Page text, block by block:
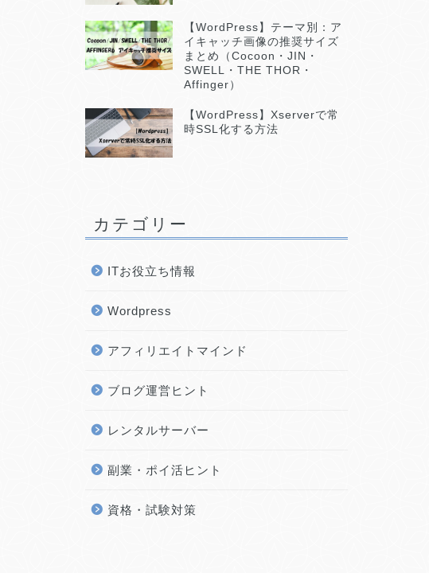
【WordPress】テーマ別：ア
イキャッチ画像の推奨サイズ
まとめ（Cocoon・JIN・
SWELL・THE THOR・
Affinger）
【WordPress】Xserverで常
時SSL化する方法
カテゴリー
ITお役立ち情報
Wordpress
アフィリエイトマインド
ブログ運営ヒント
レンタルサーバー
副業・ポイ活ヒント
資格・試験対策